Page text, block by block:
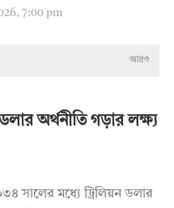
7:00 pm
আরও
অর্থনীতি গড়ার লক্ষ্য
সালের মধ্যে ট্রিলিয়ন ডলার